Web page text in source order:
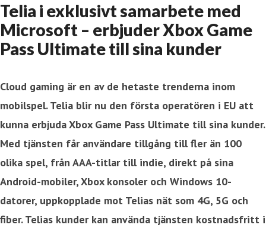
Telia i exklusivt samarbete med
Microsoft – erbjuder Xbox Game
Pass Ultimate till sina kunder
Cloud gaming är en av de hetaste trenderna inom
mobilspel. Telia blir nu den första operatören i EU att
kunna erbjuda Xbox Game Pass Ultimate till sina kunder.
Med tjänsten får användare tillgång till fler än 100
olika spel, från AAA-titlar till indie, direkt på sina
Android-mobiler, Xbox konsoler och Windows 10-
datorer, uppkopplade mot Telias nät som 4G, 5G och
fiber. Telias kunder kan använda tjänsten kostnadsfritt i